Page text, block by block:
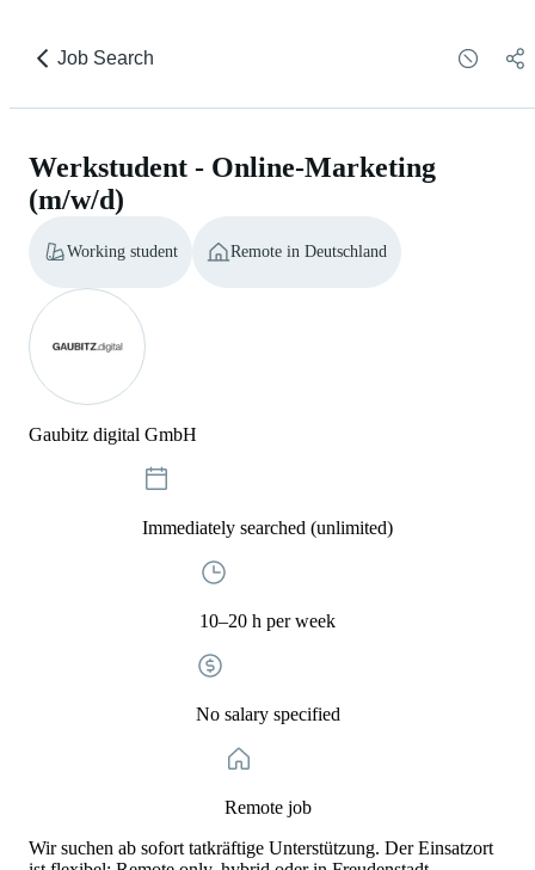
Job Search
Werkstudent - Online-Marketing
(m/w/d)
Working student Remote in Deutschland
Gaubitz digital GmbH
Immediately searched (unlimited)
10–20 h per week
No salary specified
Remote job
Wir suchen ab sofort tatkräftige Unterstützung. Der Einsatzort